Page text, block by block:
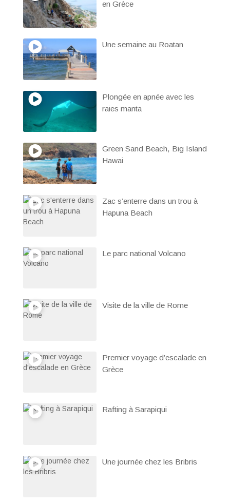
en Grèce
Une semaine au Roatan
Plongée en apnée avec les
raies manta
Green Sand Beach, Big Island
Hawai
Zac s’enterre dans un trou à
Hapuna Beach
Le parc national Volcano
Visite de la ville de Rome
Premier voyage d’escalade en
Grèce
Rafting à Sarapiqui
Une journée chez les Bribris